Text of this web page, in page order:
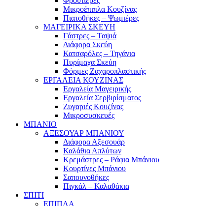
Μικροέπιπλα Κουζίνας
Πιατοθήκες – Ψωμιέρες
ΜΑΓΕΙΡΙΚΑ ΣΚΕΥΗ
Γάστρες – Ταψιά
Διάφορα Σκεύη
Κατσαρόλες – Τηγάνια
Πυρίμαχα Σκεύη
Φόρμες Ζαχαροπλαστικής
ΕΡΓΑΛΕΙΑ ΚΟΥΖΙΝΑΣ
Εργαλεία Μαγειρικής
Εργαλεία Σερβιρίσματος
Ζυγαριές Κουζίνας
Μικροσυσκευές
ΜΠΑΝΙΟ
ΑΞΕΣΟΥΑΡ ΜΠΑΝΙΟΥ
Διάφορα Αξεσουάρ
Καλάθια Απλύτων
Κρεμάστρες – Ράφια Μπάνιου
Κουρτίνες Μπάνιου
Σαπουνοθήκες
Πιγκάλ – Καλαθάκια
ΣΠΙΤΙ
ΕΠΙΠΛΑ